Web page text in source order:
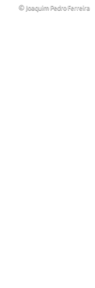
Copyright
© Joaquim Pedro Ferreira